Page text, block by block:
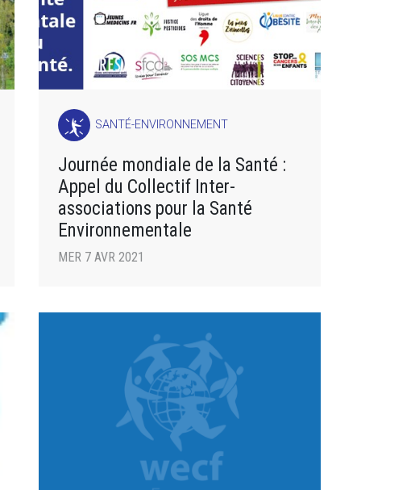
SANTÉ-ENVIRONNEMENT
Journée mondiale de la Santé :
Appel du Collectif Inter-
associations pour la Santé
Environnementale
MER 7 AVR 2021